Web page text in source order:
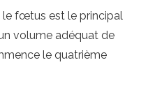
le fœtus est le principal
volume adéquat de
le quatrième